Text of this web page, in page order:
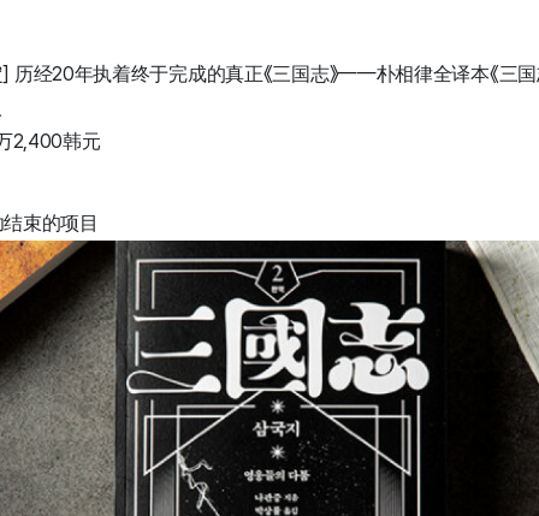
经20年执着终于完成的真正《三国志》——朴相律全译本《三国
2,400韩元
束的项目